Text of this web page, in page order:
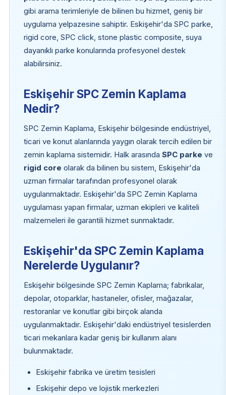
gibi arama terimleriyle de bilinen bu hizmet, geniş bir
uygulama yelpazesine sahiptir. Eskişehir'da SPC parke,
rigid core, SPC click, stone plastic composite, suya
dayanıklı parke konularında profesyonel destek
alabilirsiniz.
Eskişehir SPC Zemin Kaplama
Nedir?
SPC Zemin Kaplama, Eskişehir bölgesinde endüstriyel,
ticari ve konut alanlarında yaygın olarak tercih edilen bir
zemin kaplama sistemidir. Halk arasında SPC parke ve
rigid core olarak da bilinen bu sistem, Eskişehir'da
uzman firmalar tarafından profesyonel olarak
uygulanmaktadır. Eskişehir'da SPC Zemin Kaplama
uygulaması yapan firmalar, uzman ekipleri ve kaliteli
malzemeleri ile garantili hizmet sunmaktadır.
Eskişehir'da SPC Zemin Kaplama
Nerelerde Uygulanır?
Eskişehir bölgesinde SPC Zemin Kaplama; fabrikalar,
depolar, otoparklar, hastaneler, ofisler, mağazalar,
restoranlar ve konutlar gibi birçok alanda
uygulanmaktadır. Eskişehir'daki endüstriyel tesislerden
ticari mekanlara kadar geniş bir kullanım alanı
bulunmaktadır.
Eskişehir fabrika ve üretim tesisleri
Eskişehir depo ve lojistik merkezleri